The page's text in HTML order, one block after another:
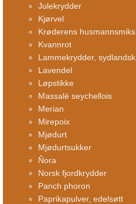
Julekrydder
Kjørvel
Krøderens husmannsmiks
Kvannrot
Lammekrydder, sydlandsk
Lavendel
Løpstikke
Massalé seychellois
Merian
Mirepoix
Mjødurt
Mjødurtsukker
Ñora
Norsk fjordkrydder
Panch phoron
Paprikapulver, edelsøtt